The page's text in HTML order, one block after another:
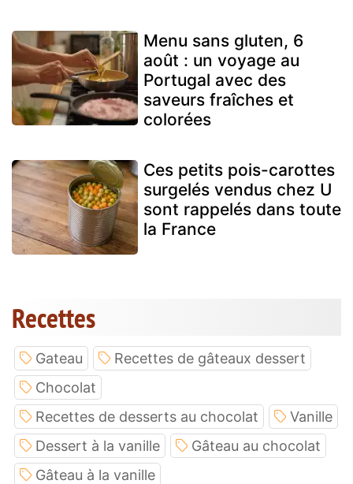
Menu sans gluten, 6
août : un voyage au
Portugal avec des
saveurs fraîches et
colorées
Ces petits pois-carottes
surgelés vendus chez U
sont rappelés dans toute
la France
Recettes
Gateau
Recettes de gâteaux dessert
Chocolat
Recettes de desserts au chocolat
Vanille
Dessert à la vanille
Gâteau au chocolat
Gâteau à la vanille